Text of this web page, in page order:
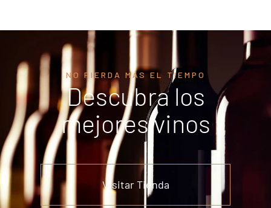
NO PIERDA MÁS EL TIEMPO
Descubra los
mejores vinos
Visitar Tienda